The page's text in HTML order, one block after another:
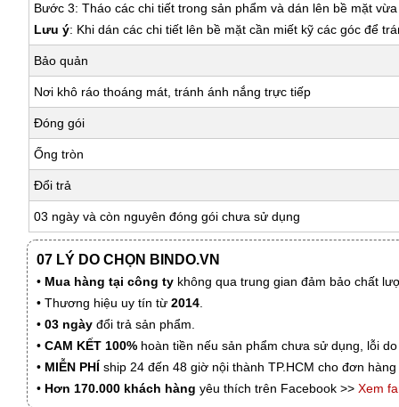
Bước 3: Tháo các chi tiết trong sản phẩm và dán lên bề mặt
Lưu ý: Khi dán các chi tiết lên bề mặt cần miết kỹ các góc để
Bảo quản
Nơi khô ráo thoáng mát, tránh ánh nắng trực tiếp
Đóng gói
Ống tròn
Đổi trả
03 ngày và còn nguyên đóng gói chưa sử dụng
07 LÝ DO CHỌN BINDO.VN
• Mua hàng tại công ty không qua trung gian đảm bảo chất
• Thương hiệu uy tín từ 2014.
• 03 ngày đổi trả sản phẩm.
• CAM KẾT 100% hoàn tiền nếu sản phẩm chưa sử dụng, lỗi
• MIỄN PHÍ ship 24 đến 48 giờ nội thành TP.HCM cho đơn
• Hơn 170.000 khách hàng yêu thích trên Facebook >> Xem